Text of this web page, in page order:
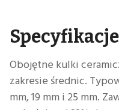
Specyfikacje
Obojętne kulki
zakresie średnic.
mm, 19 mm i 25 mm.